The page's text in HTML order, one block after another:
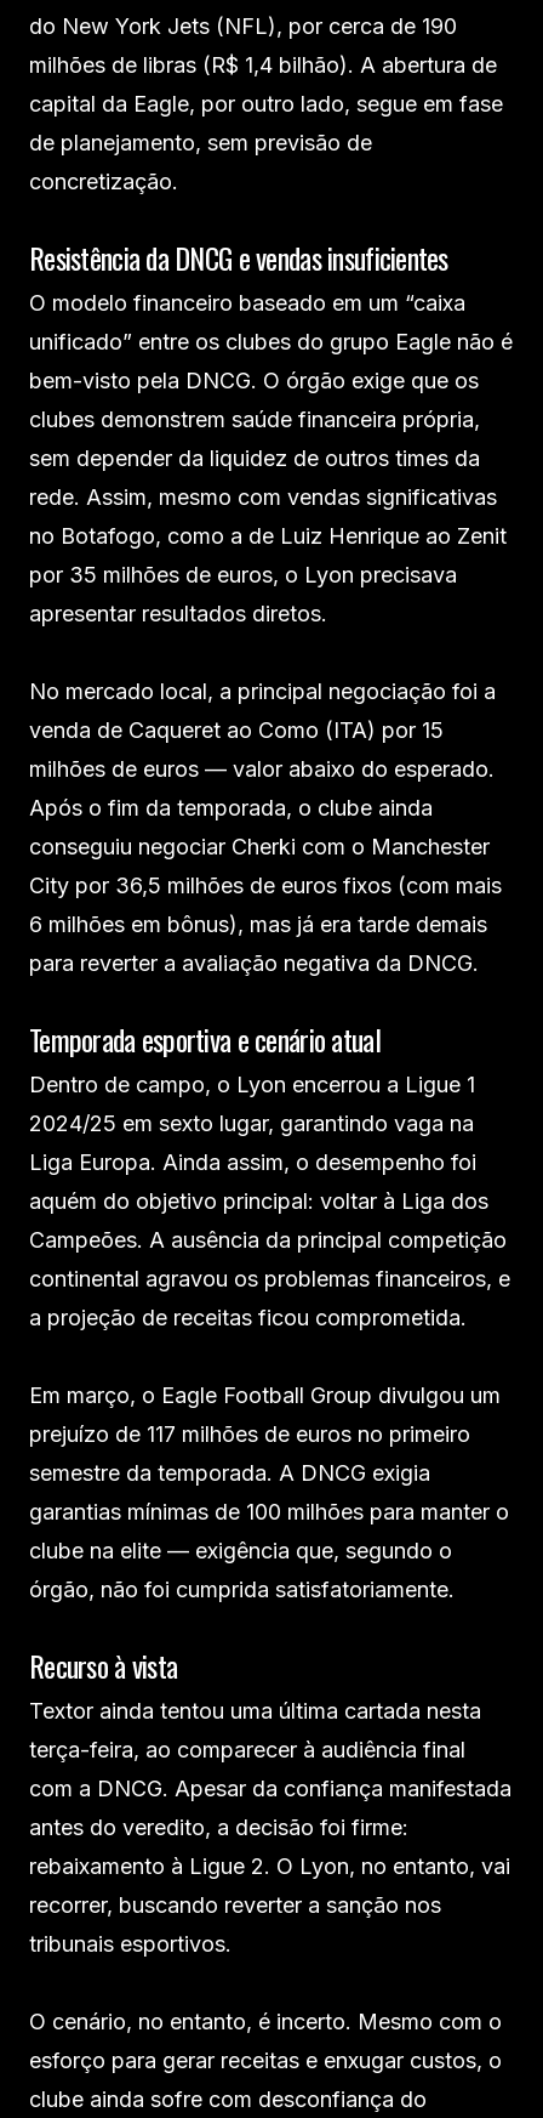
do New York Jets (NFL), por cerca de 190
milhões de libras (R$ 1,4 bilhão). A abertura de
capital da Eagle, por outro lado, segue em fase
de planejamento, sem previsão de
concretização.
Resistência da DNCG e vendas insuficientes
O modelo financeiro baseado em um “caixa
unificado” entre os clubes do grupo Eagle não é
bem-visto pela DNCG. O órgão exige que os
clubes demonstrem saúde financeira própria,
sem depender da liquidez de outros times da
rede. Assim, mesmo com vendas significativas
no Botafogo, como a de Luiz Henrique ao Zenit
por 35 milhões de euros, o Lyon precisava
apresentar resultados diretos.
No mercado local, a principal negociação foi a
venda de Caqueret ao Como (ITA) por 15
milhões de euros — valor abaixo do esperado.
Após o fim da temporada, o clube ainda
conseguiu negociar Cherki com o Manchester
City por 36,5 milhões de euros fixos (com mais
6 milhões em bônus), mas já era tarde demais
para reverter a avaliação negativa da DNCG.
Temporada esportiva e cenário atual
Dentro de campo, o Lyon encerrou a Ligue 1
2024/25 em sexto lugar, garantindo vaga na
Liga Europa. Ainda assim, o desempenho foi
aquém do objetivo principal: voltar à Liga dos
Campeões. A ausência da principal competição
continental agravou os problemas financeiros, e
a projeção de receitas ficou comprometida.
Em março, o Eagle Football Group divulgou um
prejuízo de 117 milhões de euros no primeiro
semestre da temporada. A DNCG exigia
garantias mínimas de 100 milhões para manter o
clube na elite — exigência que, segundo o
órgão, não foi cumprida satisfatoriamente.
Recurso à vista
Textor ainda tentou uma última cartada nesta
terça-feira, ao comparecer à audiência final
com a DNCG. Apesar da confiança manifestada
antes do veredito, a decisão foi firme:
rebaixamento à Ligue 2. O Lyon, no entanto, vai
recorrer, buscando reverter a sanção nos
tribunais esportivos.
O cenário, no entanto, é incerto. Mesmo com o
esforço para gerar receitas e enxugar custos, o
clube ainda sofre com desconfiança do